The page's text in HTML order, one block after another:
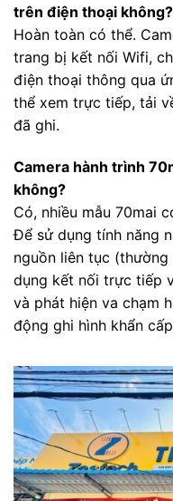
trên điện thoại không?
Hoàn toàn có thể.
trang bị kết nối Wifi,
điện thoại thông qua
thể xem trực tiếp, tải
đã ghi.
Camera hành trình
không?
Có, nhiều mẫu 70mai
Để sử dụng tính năng
nguồn liên tục
dụng kết nối trực tiếp
và phát hiện va chạm
động ghi hình khẩn